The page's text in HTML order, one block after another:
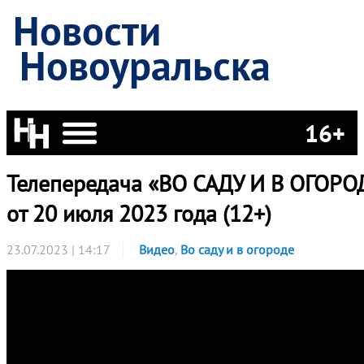
Новости
Новоуральска
16+
Телепередача «ВО САДУ И В
от 20 июля 2023 года (12+)
23.07.2023 | 14:17 Видео, Во саду и в огороде